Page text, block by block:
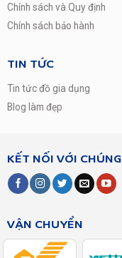
Chính sách và Quy định
Chính sách bảo hành
TIN TỨC
Tin tức đồ gia dụng
Blog làm đẹp
KẾT NỐI VỚI
VẬN CHUYỂN